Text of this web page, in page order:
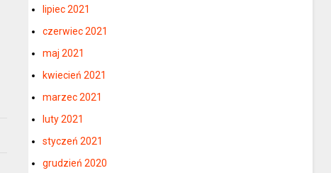
lipiec 2021
czerwiec 2021
maj 2021
kwiecień 2021
marzec 2021
luty 2021
styczeń 2021
grudzień 2020